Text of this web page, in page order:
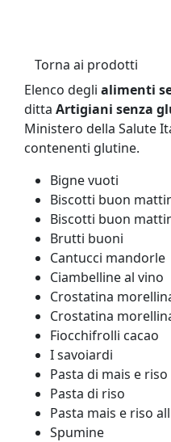
Torna ai prodotti
Elenco degli alimenti
ditta Artigiani senza
Ministero della Salute
contenenti glutine.
Bigne vuoti
Biscotti buon
Biscotti buon
Brutti buoni
Cantucci mandorle
Ciambelline al vino
Crostatina
Crostatina
Fiocchifrolli cacao
I savoiardi
Pasta di mais e riso
Pasta di riso
Pasta mais e riso
Spumine